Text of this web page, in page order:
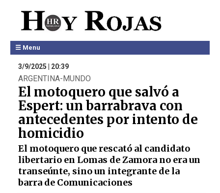
☰ Menu
3/9/2025 | 20:39
ARGENTINA-MUNDO
El motoquero que salvó a
Espert: un barrabrava con
antecedentes por intento de
homicidio
El motoquero que rescató al candidato
libertario en Lomas de Zamora no era un
transeúnte, sino un integrante de la
barra de Comunicaciones